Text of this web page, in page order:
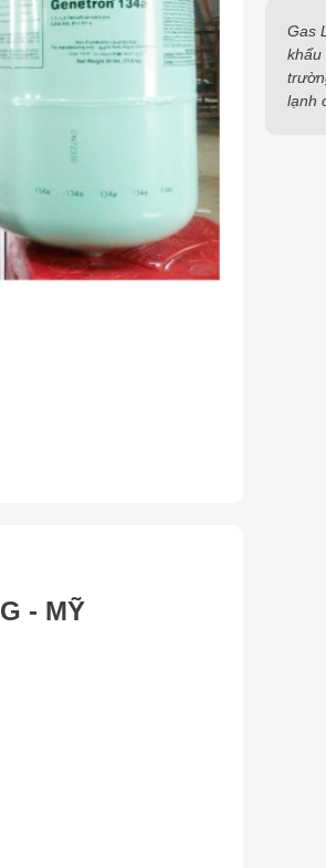
Gas
khẩu
lạnh
- MỸ